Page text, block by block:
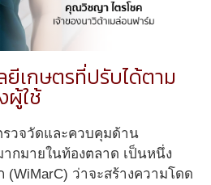
ยีเกษตรที่ปรับได้ตาม
ผู้ใช้
รวจวัดและควบคุมด้าน
ากมายในท้องตลาด เป็นหนึ่ง
ว่าจะสร้างความโดด